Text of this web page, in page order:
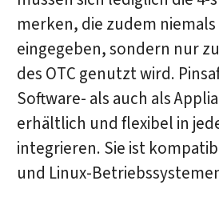
merken, die zudem
eingegeben, sondern nur
des OTC genutzt wird.
Software- als auch als
erhältlich und flexibel in
integrieren. Sie ist
und Linux-